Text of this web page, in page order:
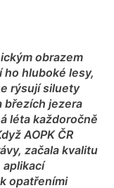
obrazem
ho hluboké lesy,
rýsují siluety
březích jezera
léta každoročně
AOPK ČR
začala kvalitu
opatřeními